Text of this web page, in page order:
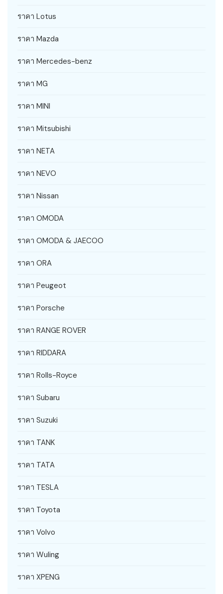
ราคา Lotus
ราคา Mazda
ราคา Mercedes-benz
ราคา MG
ราคา MINI
ราคา Mitsubishi
ราคา NETA
ราคา NEVO
ราคา Nissan
ราคา OMODA
ราคา OMODA & JAECOO
ราคา ORA
ราคา Peugeot
ราคา Porsche
ราคา RANGE ROVER
ราคา RIDDARA
ราคา Rolls-Royce
ราคา Subaru
ราคา Suzuki
ราคา TANK
ราคา TATA
ราคา TESLA
ราคา Toyota
ราคา Volvo
ราคา Wuling
ราคา XPENG